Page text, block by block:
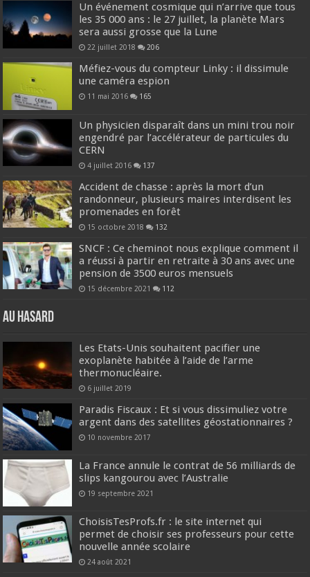
Un événement cosmique qui n’arrive que tous
les 35 000 ans : le 27 juillet, la planète Mars
sera aussi grosse que la Lune
22 juillet 2018 206
Méfiez-vous du compteur Linky : il dissimule
une caméra espion
11 mai 2016 165
Un physicien disparaît dans un mini trou noir
engendré par l’accélérateur de particules du
CERN
4 juillet 2016 137
Accident de chasse : après la mort d’un
randonneur, plusieurs maires interdisent les
promenades en forêt
15 octobre 2018 132
SNCF : Ce cheminot nous explique comment il
a réussi à partir en retraite à 30 ans avec une
pension de 3500 euros mensuels
15 décembre 2021 112
Au hasard
Les Etats-Unis souhaitent pacifier une
exoplanète habitée à l’aide de l’arme
thermonucléaire.
6 juillet 2019
Paradis Fiscaux : Et si vous dissimuliez votre
argent dans des satellites géostationnaires ?
10 novembre 2017
La France annule le contrat de 56 milliards de
slips kangourou avec l’Australie
19 septembre 2021
ChoisisTesProfs.fr : le site internet qui
permet de choisir ses professeurs pour cette
nouvelle année scolaire
24 août 2021